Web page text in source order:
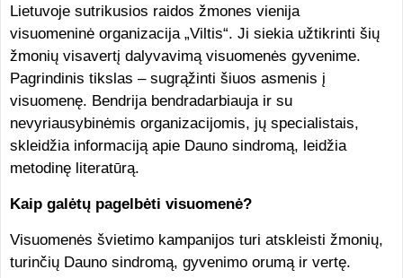
Lietuvoje sutrikusios raidos žmones vienija
visuomeninė organizacija „Viltis“. Ji siekia užtikrinti šių
žmonių visavertį dalyvavimą visuomenės gyvenime.
Pagrindinis tikslas – sugrąžinti šiuos asmenis į
visuomenę. Bendrija bendradarbiauja ir su
nevyriausybinėmis organizacijomis, jų specialistais,
skleidžia informaciją apie Dauno sindromą, leidžia
metodinę literatūrą.
Kaip galėtų pagelbėti visuomenė?
Visuomenės švietimo kampanijos turi atskleisti žmonių,
turinčių Dauno sindromą, gyvenimo orumą ir vertę.